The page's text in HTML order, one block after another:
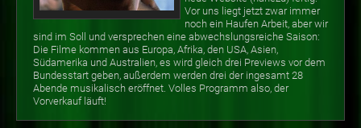
Vor uns liegt jetzt zwar immer
noch ein Haufen Arbeit, aber wir
sind im Soll und versprechen eine abwechslungsreiche Saison:
Die Filme kommen aus Europa, Afrika, den USA, Asien,
Südamerika und Australien, es wird gleich drei Previews vor dem
Bundesstart geben, außerdem werden drei der ingesamt 28
Abende musikalisch eröffnet. Volles Programm also, der
Vorverkauf läuft!